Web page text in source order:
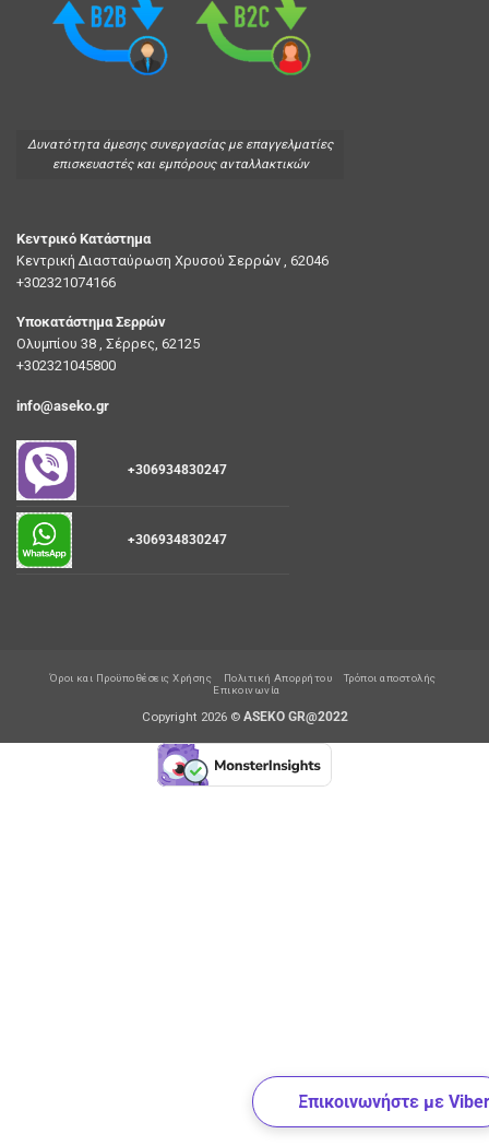
Δυνατότητα άμεσης συνεργασίας με επαγγελματίες
επισκευαστές και εμπόρους ανταλλακτικών
Κεντρικό Κατάστημα
Κεντρική Διασταύρωση Χρυσού Σερρών , 62046
+302321074166
Υποκατάστημα Σερρών
Ολυμπίου 38 , Σέρρες, 62125
+302321045800
info@aseko.gr
+306934830247
+306934830247
Όροι και Προϋποθέσεις Χρήσης Πολιτική Απορρήτου
Τρόποι αποστολής
Επικοινωνία
Copyright 2026 © ASEKO GR@2022
Επικοινωνήστε με Viber